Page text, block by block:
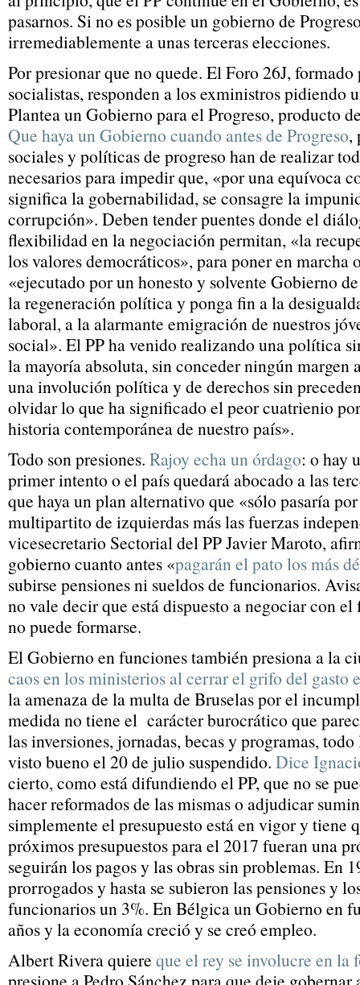
pasarnos. Si no es posible un gobierno de
irremediablemente a unas terceras elecciones.
Por presionar que no quede. El Foro 26J,
socialistas, responden a los exministros pidiendo
Plantea un Gobierno para el Progreso, producto
Que haya un Gobierno cuando antes de Progreso,
sociales y políticas de progreso han de realizar
necesarios para impedir que, «por una equívoca
significa la gobernabilidad, se consagre la
corrupción». Deben tender puentes donde el
flexibilidad en la negociación permitan, «la
los valores democráticos», para poner en
«ejecutado por un honesto y solvente Gobierno
la regeneración política y ponga fin a la
laboral, a la alarmante emigración de nuestros
social». El PP ha venido realizando una política
la mayoría absoluta, sin conceder ningún margen
una involución política y de derechos sin
olvidar lo que ha significado el peor cuatrienio
historia contemporánea de nuestro país».
Todo son presiones. Rajoy echa un órdago: o hay
primer intento o el país quedará abocado a las
que haya un plan alternativo que «sólo pasaría
multipartito de izquierdas más las fuerzas
vicesecretario Sectorial del PP Javier Maroto,
gobierno cuanto antes «pagarán el pato los más
subirse pensiones ni sueldos de funcionarios.
no vale decir que está dispuesto a negociar con
no puede formarse.
El Gobierno en funciones también presiona a la
caos en los ministerios al cerrar el grifo del gasto
la amenaza de la multa de Bruselas por el
medida no tiene el carácter burocrático que
las inversiones, jornadas, becas y programas,
visto bueno el 20 de julio suspendido. Dice
cierto, como está difundiendo el PP, que no se
hacer reformados de las mismas o adjudicar
simplemente el presupuesto está en vigor y tiene
próximos presupuestos para el 2017 fueran una
seguirán los pagos y las obras sin problemas. En
prorrogados y hasta se subieron las pensiones y
funcionarios un 3%. En Bélgica un Gobierno en
años y la economía creció y se creó empleo.
Albert Rivera quiere que el rey se involucre en